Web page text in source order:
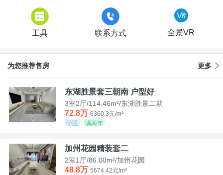
工具 联系方式 全景VR
为您推荐售房 更多
东湖胜景套三朝南 户型好
3室2厅/114.46m²/东湖胜景二期
72.8万 6360.3元/m²
学区
满两年
加州花园精装套二
2室1厅/86.00m²/加州花园
48.8万 5674.42元/m²